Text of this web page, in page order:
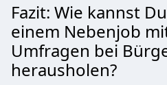
Fazit: Wie kannst
einem Nebenjob
Umfragen bei
herausholen?